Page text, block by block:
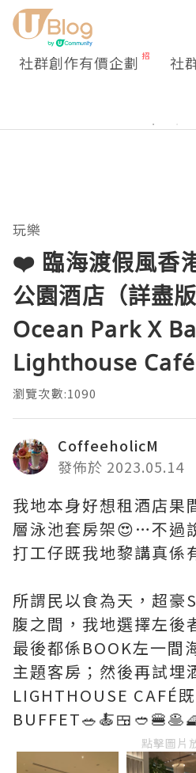
社群創作有價企劃 社
玩樂
❤️ 臨海渡假風香
公園酒店（詳盡
Ocean Park X
Lighthouse
瀏覽次數:1090
CoffeeholicM
發佈於 2023.05.14
我地本身好想租酒店果
層泳池套房架😍…不過
打工仔既我地黎講真係
所謂民以食為天，超豪
腹之間，我地選擇左後
最後都係BOOK左一間
主題客房；然後再試埋
LIGHTHOUSE CAFÉ
點擊圖片